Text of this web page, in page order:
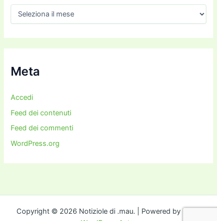
h
i
iMeta
Accedi
Feed dei contenuti
Feed dei commenti
WordPress.org
Copyright © 2026 Notiziole di .mau. | Powered by Tema